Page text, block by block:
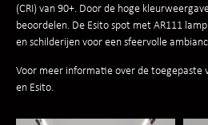
(CRI) van 90+. Door de hoge
beoordelen. De Esito spot met AR111
en schilderijen voor een sfeervolle
Voor meer informatie over de toegepaste
en Esito.